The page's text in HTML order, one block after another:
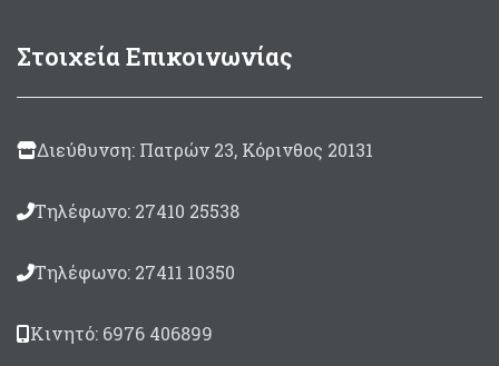
Στοιχεία Επικοινωνίας
Διεύθυνση: Πατρών 23, Κόρινθος 20131
Τηλέφωνο: 27410 25538
Τηλέφωνο: 27411 10350
Κινητό: 6976 406899